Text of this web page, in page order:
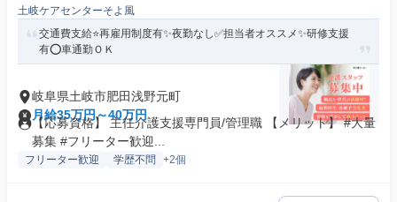
土岐ケアセンターそよ風
交通費支給⭐️再雇用制度有✨夜勤なし✅️担当者オススメ✨研修支援
有⭕️車通勤ＯＫ
岐阜県土岐市肥田浅野元町
月給35万円～40万円
【応募資格】 主任介護支援専門員/管理職 【メリット】 #大量
募集 #フリーター歓迎...
フリーター歓迎 学歴不問 +2個